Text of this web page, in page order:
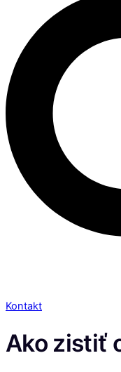
Kontakt
Ako zistiť